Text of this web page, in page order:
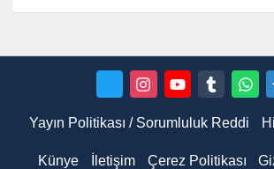
Yayın Politikası / Sorumluluk Reddi
Künye İletişim Çerez Politikası